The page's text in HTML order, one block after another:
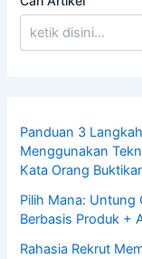
Panduan 3
Menggunakan
Kata Orang
Pilih Mana: Untung
Berbasis Produk +
Rahasia Rekrut